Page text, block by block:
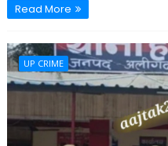
Read More
UP CRIME